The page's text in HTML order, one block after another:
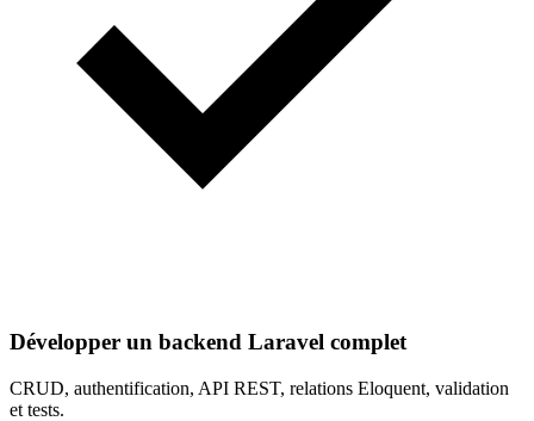
Développer un backend Laravel complet
CRUD, authentification, API REST, relations Eloquent, validation
et tests.